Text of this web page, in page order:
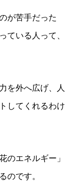
が苦手だった
ている人って、
を外へ広げ、人
してくれるわけ
のエネルギー」
のです。